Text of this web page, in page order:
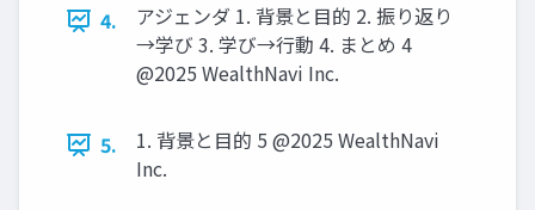
4.
アジェンダ 1. 背景と目的 2. 振り返り
→学び 3. 学び→行動 4. まとめ 4
@2025 WealthNavi Inc.
5.
1. 背景と⽬的 5 @2025 WealthNavi
Inc.